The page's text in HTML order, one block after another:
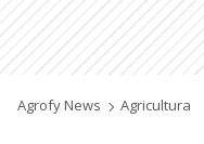
Agrofy News Agricultura